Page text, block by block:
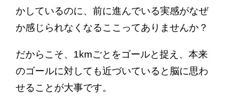
かしているのに、前に進んでいる実感がなぜ
か感じられなくなるここってありませんか？
だからこそ、1kmごとをゴールと捉え、本来
のゴールに対しても近づいていると脳に思わ
せることが大事です。